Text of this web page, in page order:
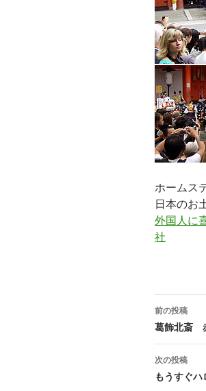
ホームス
日本のお
外国人に
社
投稿
前の投稿
葛飾北斎
次の投稿
もうすぐハ